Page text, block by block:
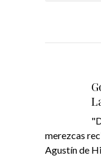
merezcas
Agustín de